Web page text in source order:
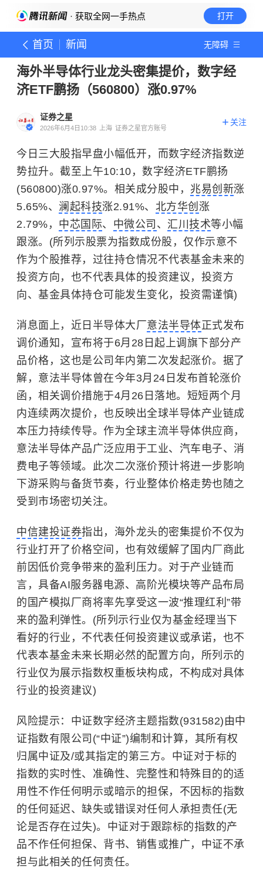
· 获取全网一手热点 打开
首页 新闻 无障碍
海外半导体行业龙头密集提价，数字经
济ETF鹏扬（560800）涨0.97%
证券之星
2026年6月4日10:38 上海 证券之星官方账号
关注
今日三大股指早盘小幅低开，而数字经济指数逆
势拉升。截至上午10:10，数字经济ETF鹏扬
(560800)涨0.97%。相关成分股中， 兆易创新涨
5.65%、 澜起科技涨2.91%、 北方华创 涨
2.79%， 中芯国际、 中微公司 、 汇川技术等小幅
跟涨。(所列示股票为指数成份股，仅作示意不
作为个股推荐，过往持仓情况不代表基金未来的
投资方向，也不代表具体的投资建议，投资方
向、基金具体持仓可能发生变化，投资需谨慎)
消息面上，近日半导体大厂 意法半导体正式发布
调价通知，宣布将于6月28日起上调旗下部分产
品价格，这也是公司年内第二次发起涨价。据了
解，意法半导体曾在今年3月24日发布首轮涨价
函，相关调价措施于4月26日落地。短短两个月
内连续两次提价，也反映出全球半导体产业链成
本压力持续传导。作为全球主流半导体供应商，
意法半导体产品广泛应用于工业、汽车电子、消
费电子等领域。此次二次涨价预计将进一步影响
下游采购与备货节奏，行业整体价格走势也随之
受到市场密切关注。
中信建投证券指出，海外龙头的密集提价不仅为
行业打开了价格空间，也有效缓解了国内厂商此
前因低价竞争带来的盈利压力。对于产业链而
言，具备AI服务器电源、高阶光模块等产品布局
的国产模拟厂商将率先享受这一波“推理红利”带
来的盈利弹性。(所列示行业仅为基金经理当下
看好的行业，不代表任何投资建议或承诺，也不
代表本基金未来长期必然的配置方向，所列示的
行业仅为展示指数权重板块构成，不构成对具体
行业的投资建议)
风险提示：中证数字经济主题指数(931582)由中
证指数有限公司(“中证”)编制和计算，其所有权
归属中证及/或其指定的第三方。中证对于标的
指数的实时性、准确性、完整性和特殊目的的适
用性不作任何明示或暗示的担保，不因标的指数
的任何延迟、缺失或错误对任何人承担责任(无
论是否存在过失)。中证对于跟踪标的指数的产
品不作任何担保、背书、销售或推广，中证不承
担与此相关的任何责任。